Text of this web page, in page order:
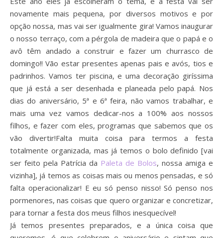
novamente mais pequena, por diversos motivos e por
opção nossa, mas vai ser igualmente gira! Vamos inaugurar
o nosso terraço, com a pérgola de madeira que o papá e o
avô têm andado a construir e fazer um churrasco de
domingo!! Vão estar presentes apenas pais e avós, tios e
padrinhos. Vamos ter piscina, e uma decoração giríssima
que já está a ser desenhada e planeada pelo papá. Nos
dias do aniversário, 5ª e 6ª feira, não vamos trabalhar, e
mais uma vez vamos dedicar-nos a 100% aos nossos
filhos, e fazer com eles, programas que sabemos que os
vão divertir!Falta muita coisa para termos a festa
totalmente organizada, mas já temos o bolo definido [vai
ser feito pela Patrícia da Paleta de Bolos, nossa amiga e
vizinha], já temos as coisas mais ou menos pensadas, e só
falta operacionalizar! E eu só penso nisso! Só penso nos
pormenores, nas coisas que quero organizar e concretizar,
para tornar a festa dos meus filhos inesquecível!
Já temos presentes preparados, e a única coisa que